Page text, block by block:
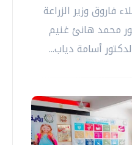
فاروق وزير الزراعة
محمد هانئ غنيم
أسامة دياب...